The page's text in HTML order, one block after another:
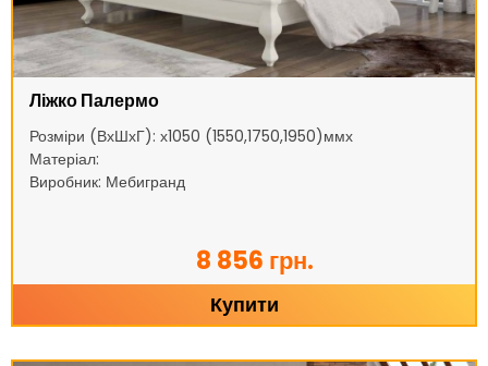
Ліжко Палермо
Розміри (ВхШхГ): х1050 (1550,1750,1950)ммх
Матеріал:
Виробник: Мебигранд
8 856 грн.
Купити